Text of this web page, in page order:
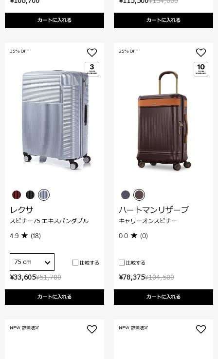
カートに入れる カートに入れる
¥51,700
¥33,605
カートに入れる
35% OFF
レクサ
スピナー75 エキスパンダブル
4.9 (18)
75 cm 比較する
¥104,500
¥78,375
カートに入れる
25% OFF
ハートマンリザーブ
キャリーオンスピナー
0.0 (0)
比較する
NEW 数量限定 NEW 数量限定